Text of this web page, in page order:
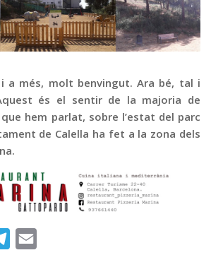
i a més, molt benvingut. Ara bé, tal i
és el sentir de la majoria de
hem parlat, sobre l’estat del parc
de Calella ha fet a la zona dels
Telegram